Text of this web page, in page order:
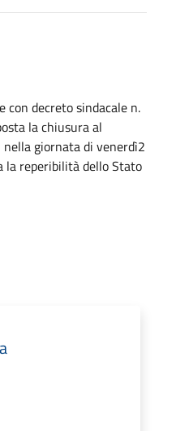
con decreto sindacale n.
la chiusura al
giornata di venerdì2
la reperibilità dello Stato